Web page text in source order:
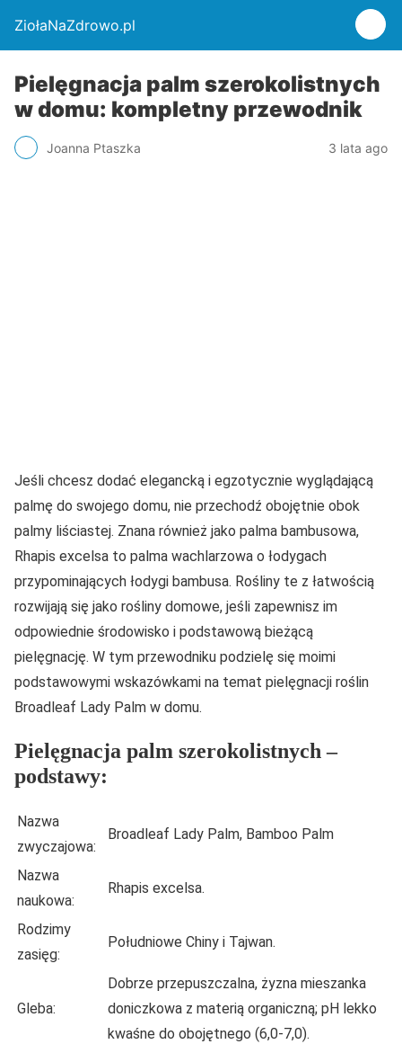
ZiołaNaZdrowo.pl
Pielęgnacja palm szerokolistnych
w domu: kompletny przewodnik
Joanna Ptaszka 3 lata ago
Jeśli chcesz dodać elegancką i egzotycznie wyglądającą
palmę do swojego domu, nie przechodź obojętnie obok
palmy liściastej. Znana również jako palma bambusowa,
Rhapis excelsa to palma wachlarzowa o łodygach
przypominających łodygi bambusa. Rośliny te z łatwością
rozwijają się jako rośliny domowe, jeśli zapewnisz im
odpowiednie środowisko i podstawową bieżącą
pielęgnację. W tym przewodniku podzielę się moimi
podstawowymi wskazówkami na temat pielęgnacji roślin
Broadleaf Lady Palm w domu.
Pielęgnacja palm szerokolistnych –
podstawy:
Nazwa
zwyczajowa:
Broadleaf Lady Palm, Bamboo Palm
Nazwa
naukowa:
Rhapis excelsa.
Rodzimy
zasięg:
Południowe Chiny i Tajwan.
Gleba:
Dobrze przepuszczalna, żyzna mieszanka
doniczkowa z materią organiczną; pH lekko
kwaśne do obojętnego (6,0-7,0).